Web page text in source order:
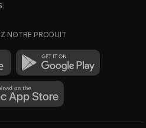
NOTRE PRODUIT